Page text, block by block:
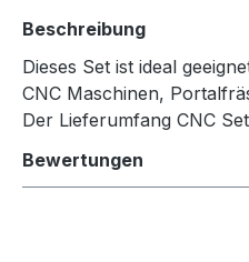
Beschreibung
Dieses Set ist ideal
CNC Maschinen,
Der Lieferumfang CNC
Bewertungen